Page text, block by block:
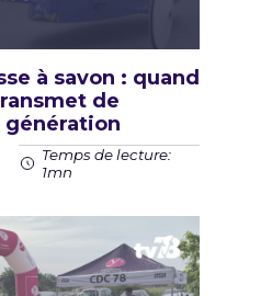
à savon : quand
de
génération
Temps de lecture:
1mn